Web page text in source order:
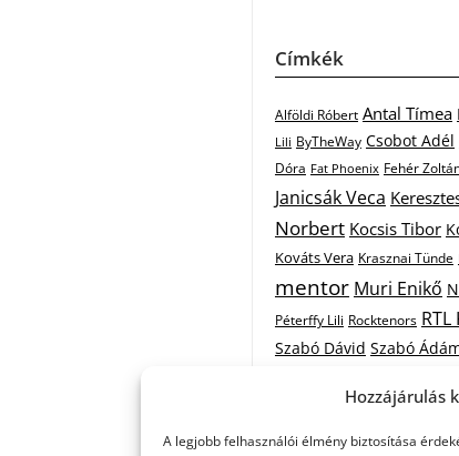
Hozzájárulás
A legjobb felhasználói élmény biztosítása
Címkék
Alföldi Róbert Antal Tímea
Lili ByTheWay Csobot Adél
Dóra Fat Phoenix Fehér
Janicsák Veca
Norbert Kocsis Tibor
Kováts Vera Krasznai Tünde
mentor Muri Enikő
Péterffy Lili Rocktenors RTL
Szabó Dávid Szabó